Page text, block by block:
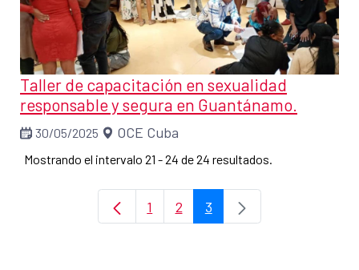
Taller de capacitación en sexualidad
responsable y segura en Guantánamo.
30/05/2025 OCE Cuba
Mostrando el intervalo 21 - 24 de 24 resultados.
Página
1 Página
2 Página
3